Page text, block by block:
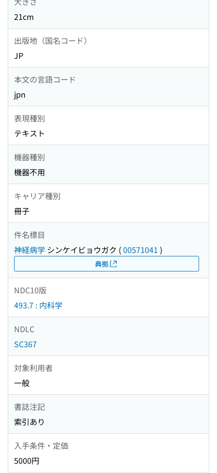
21cm
出版地（国名コード）
JP
本文の言語コード
jpn
表現種別
テキスト
機器種別
機器不用
キャリア種別
冊子
件名標目
神経病学 シンケイビョウガク (00571041 )
典拠
NDC10版
493.7 : 内科学
NDLC
SC367
対象利用者
一般
書誌注記
索引あり
入手条件・定価
5000円